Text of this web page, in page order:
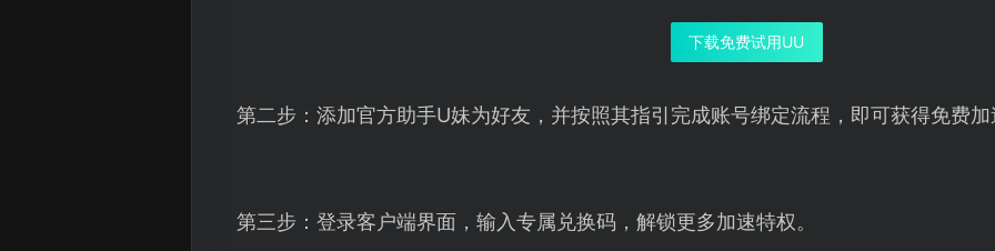
下载免费试用UU
第二步：添加官方助手U妹为好友，并按照其指引完成账号绑定流程，即可获得免费
第三步：登录客户端界面，输入专属兑换码，解锁更多加速特权。